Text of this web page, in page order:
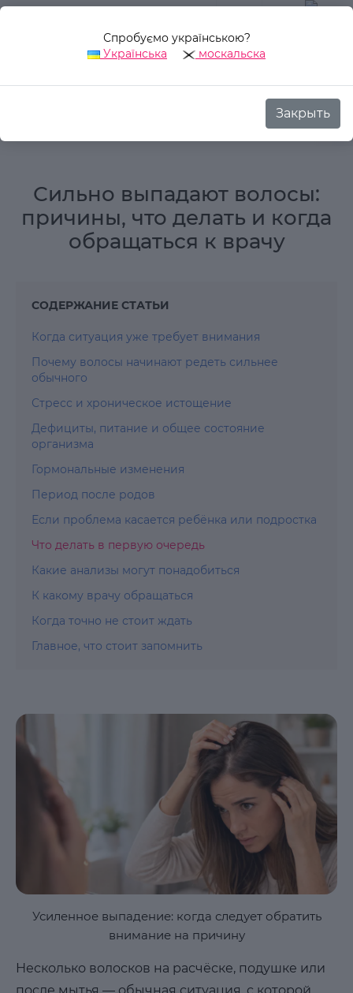
Сильно выпадают волосы:
Спробуємо українською?
Українська
москальска
Закрыть
Сильно выпадают волосы:
причины, что делать и когда
обращаться к врачу
СОДЕРЖАНИЕ СТАТЬИ
Когда ситуация уже требует внимания
Почему волосы начинают редеть сильнее
обычного
Стресс и хроническое истощение
Дефициты, питание и общее состояние
организма
Гормональные изменения
Период после родов
Если проблема касается ребёнка или подростка
Что делать в первую очередь
Какие анализы могут понадобиться
К какому врачу обращаться
Когда точно не стоит ждать
Главное, что стоит запомнить
Усиленное выпадение: когда следует обратить
внимание на причину
Несколько волосков на расчёске, подушке или